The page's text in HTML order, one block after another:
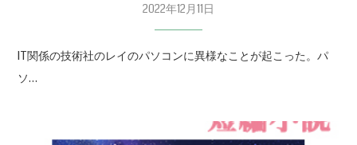
2022年12月11日
IT関係の技術社のレイのパソコンに異様なことが起こった。パ
ソ…